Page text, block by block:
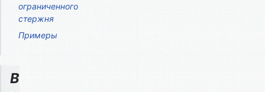
ограниченного
стержня
Примеры
В